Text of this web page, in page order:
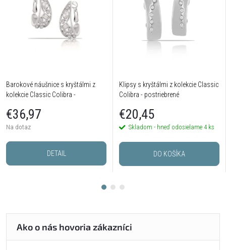
Barokové náušnice s kryštálmi z
kolekcie Classic Colibra -
€36,97
Na dotaz
DETAIL
Klipsy s kryštálmi z kolekcie Classic
Colibra - postriebrené
€20,45
Skladom - hneď odosielame 4 ks
DO KOŠÍKA